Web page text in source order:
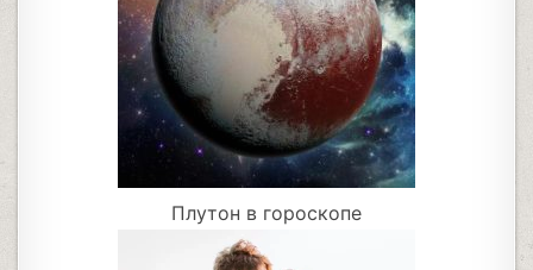
Плутон в гороскопе